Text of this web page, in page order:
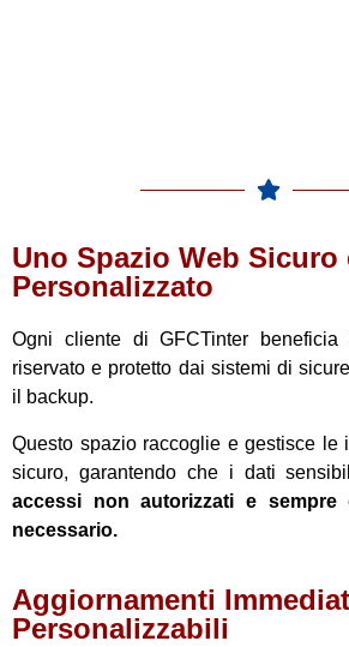
Uno Spazio Web Sicuro
Personalizzato
Ogni cliente di GFCTinter
riservato e protetto dai sistemi di
il backup.
Questo spazio raccoglie e gestisce le
sicuro, garantendo che i dati
accessi non autorizzati e sempre
necessario.
Aggiornamenti
Personalizzabili